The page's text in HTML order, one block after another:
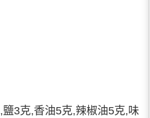
3克,香油5克,辣椒油5克,味